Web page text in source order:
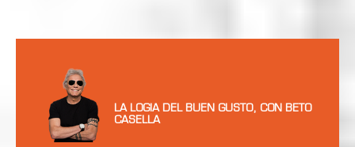
LA LOGIA DEL BUEN GUSTO, CON BETO
CASELLA